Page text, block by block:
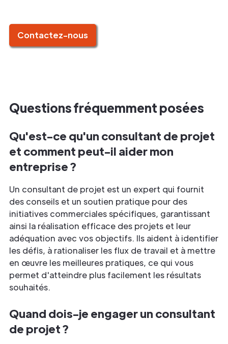
Contactez-nous
Questions fréquemment posées
Qu'est-ce qu'un consultant de projet
et comment peut-il aider mon
entreprise ?
Un consultant de projet est un expert qui fournit
des conseils et un soutien pratique pour des
initiatives commerciales spécifiques, garantissant
ainsi la réalisation efficace des projets et leur
adéquation avec vos objectifs. Ils aident à identifier
les défis, à rationaliser les flux de travail et à mettre
en œuvre les meilleures pratiques, ce qui vous
permet d'atteindre plus facilement les résultats
souhaités.
Quand dois-je engager un consultant
de projet ?